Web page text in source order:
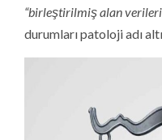
“birleştirilmiş alan
durumları patoloji adı